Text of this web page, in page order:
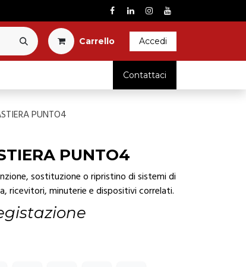
Carrel​l​o​ Accedi
Contattaci
PUNTO4
PUNTO4
sostituzione o ripristino di sistemi di
ricevitori, minuterie e dispositivi correlati.